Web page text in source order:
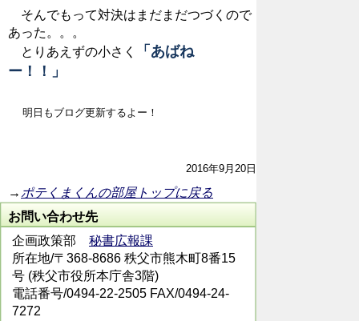
そんでもって対決はまだまだつづくので
あった。。。
とりあえずの小さく
「あばね
ー！！」
明日もブログ更新するよー！
2016年9月20日
→ ポテくまくんの部屋トップに戻る
お問い合わせ先
企画政策部 秘書広報課
所在地/〒368-8686 秩父市熊木町8番15
号 (秩父市役所本庁舎3階)
電話番号/0494-22-2505 FAX/0494-24-
7272